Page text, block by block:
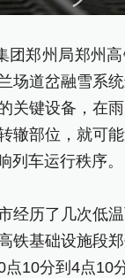
团郑州局郑州
场道岔融雪系
关键设备，在
辙部位，就可
列车运行秩序。
经历了几次低
铁基础设施段
10分到4点10